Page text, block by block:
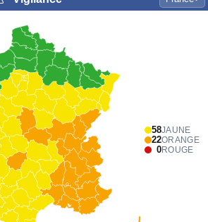
58JAUNE
22ORANGE
0ROUGE